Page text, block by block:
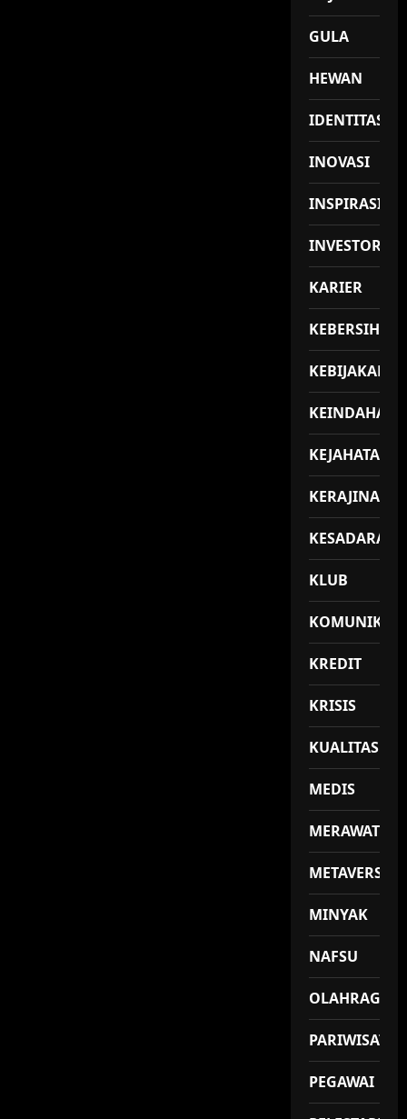
GULA
HEWAN
IDENTITAS
INOVASI
INSPIRASI
INVESTOR
KARIER
KEBERSIHAN
KEBIJAKAN
KEINDAHAN
KEJAHATAN
KERAJINAN
KESADARAN
KLUB
KOMUNIKASI
KREDIT
KRISIS
KUALITAS
MEDIS
MERAWAT
METAVERSE
MINYAK
NAFSU
OLAHRAGA
PARIWISATA
PEGAWAI